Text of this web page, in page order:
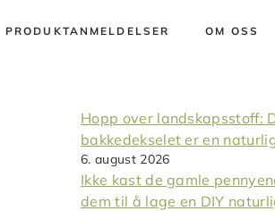
PRODUKTANMELDELSER OM OSS
Hopp over landskapsstoff:
bakkedekselet er en
6. august 2026
Ikke kast de gamle
dem til å lage en DIY